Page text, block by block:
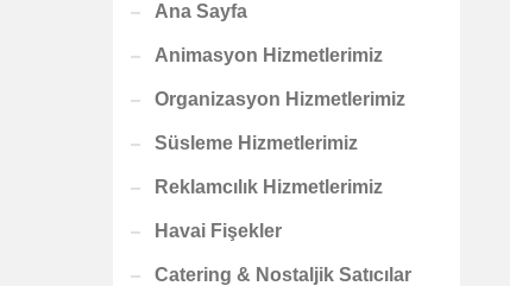
Ana Sayfa
Animasyon Hizmetlerimiz
Organizasyon Hizmetlerimiz
Süsleme Hizmetlerimiz
Reklamcılık Hizmetlerimiz
Havai Fişekler
Catering & Nostaljik Satıcılar